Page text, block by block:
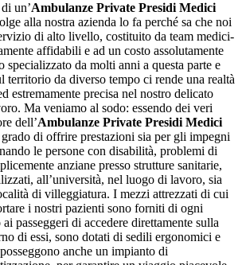
un’Ambulanze Private Presidi Medici
alla nostra azienda lo fa perché sa che noi
di alto livello, costituito da team medici-
affidabili e ad un costo assolutamente
specializzato da molti anni a questa parte e
territorio da diverso tempo ci rende una realtà
estremamente precisa nel nostro delicato
Ma veniamo al sodo: essendo dei veri
dell’Ambulanze Private Presidi Medici
di offrire prestazioni sia per gli impegni
le persone con disabilità, problemi di
anziane presso strutture sanitarie,
all’università, nel luogo di lavoro, sia
di villeggiatura. I mezzi attrezzati di cui
i nostri pazienti sono forniti di ogni
passeggeri di accedere direttamente sulla
di essi, sono dotati di sedili ergonomici e
anche un impianto di